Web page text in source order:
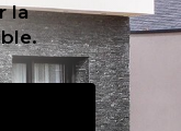
la